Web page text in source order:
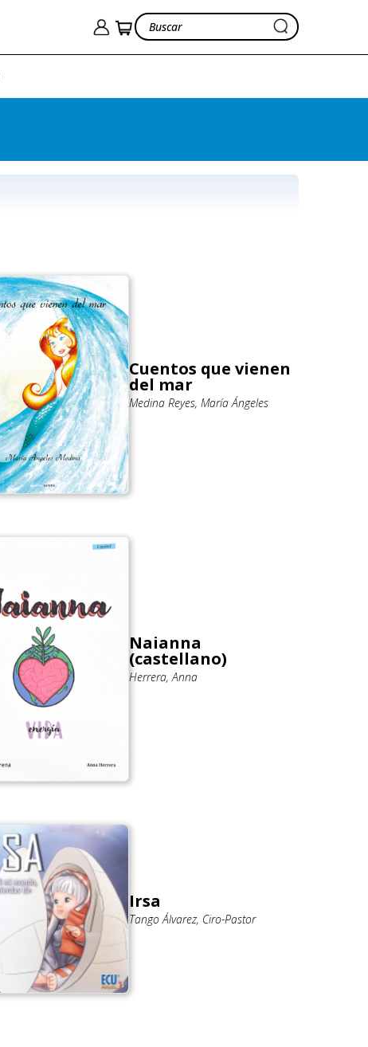
Cuentos que vienen
del mar
Medina Reyes, María Ángeles
Naianna
(castellano)
Herrera, Anna
Irsa
Tango Álvarez, Ciro-Pastor